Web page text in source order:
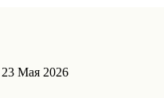
Мая 2026